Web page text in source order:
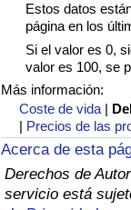
Estos datos
página en los
Si el valor es 0,
valor es 100, se
Más información:
Coste de vida |
| Precios de las
Acerca de esta
Derechos de
servicio está